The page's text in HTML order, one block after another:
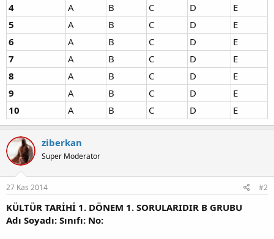
4
A B C D
E
5
A B C D
E
6
A B C D
E
7
A B C D
E
8
A B C D
E
9
A B C D
E
10
A B C D E
ziberkan
Super Moderator
27 Kas 2014 #2
KÜLTÜR TARİHİ 1. DÖNEM 1. SORULARIDIR B GRUBU
Adı Soyadı: Sınıfı: No: